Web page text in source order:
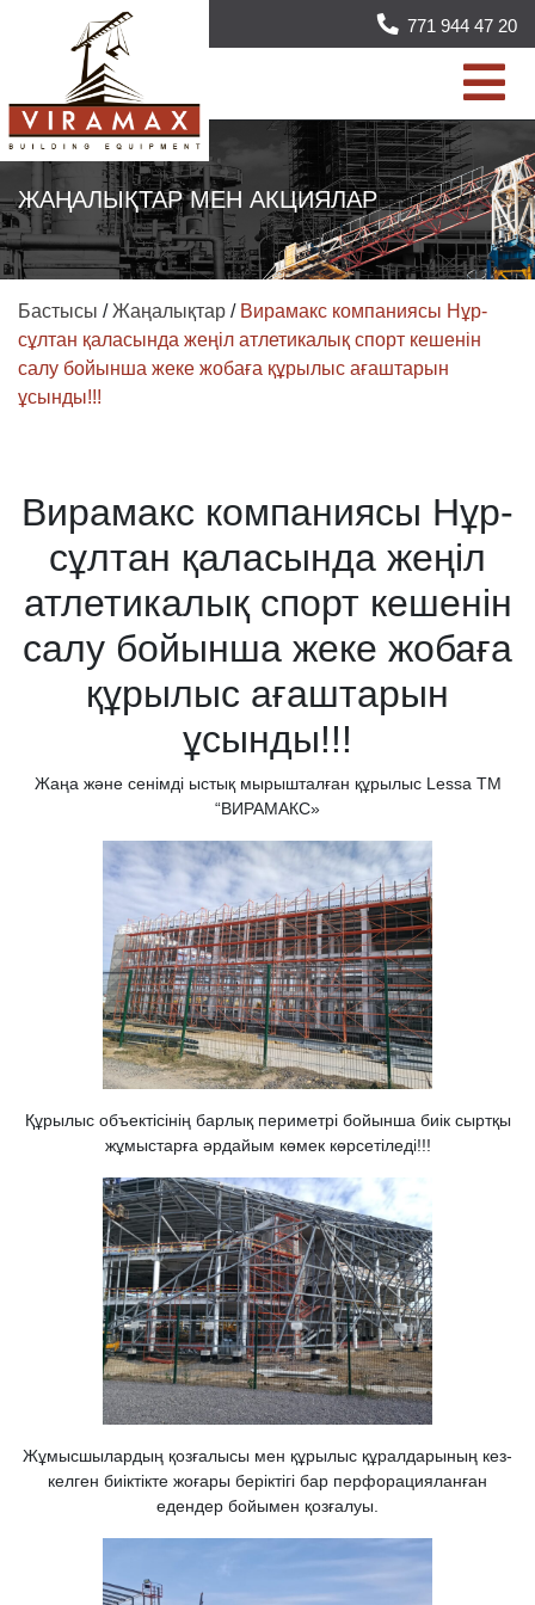
771 944 47 20
ЖАҢАЛЫҚТАР МЕН АКЦИЯЛАР
Бастысы / Жаңалықтар / Вирамакс компаниясы Нұр-
сұлтан қаласында жеңіл атлетикалық спорт кешенін
салу бойынша жеке жобаға құрылыс ағаштарын
ұсынды!!!
Вирамакс компаниясы Нұр-
сұлтан қаласында жеңіл
атлетикалық спорт кешенін
салу бойынша жеке жобаға
құрылыс ағаштарын
ұсынды!!!
Жаңа және сенімді ыстық мырышталған құрылыс Lessa TM
“ВИРАМАКС»
Құрылыс объектісінің барлық периметрі бойынша биік сыртқы
жұмыстарға әрдайым көмек көрсетіледі!!!
Жұмысшылардың қозғалысы мен құрылыс құралдарының кез-
келген биіктікте жоғары беріктігі бар перфорацияланған
едендер бойымен қозғалуы.